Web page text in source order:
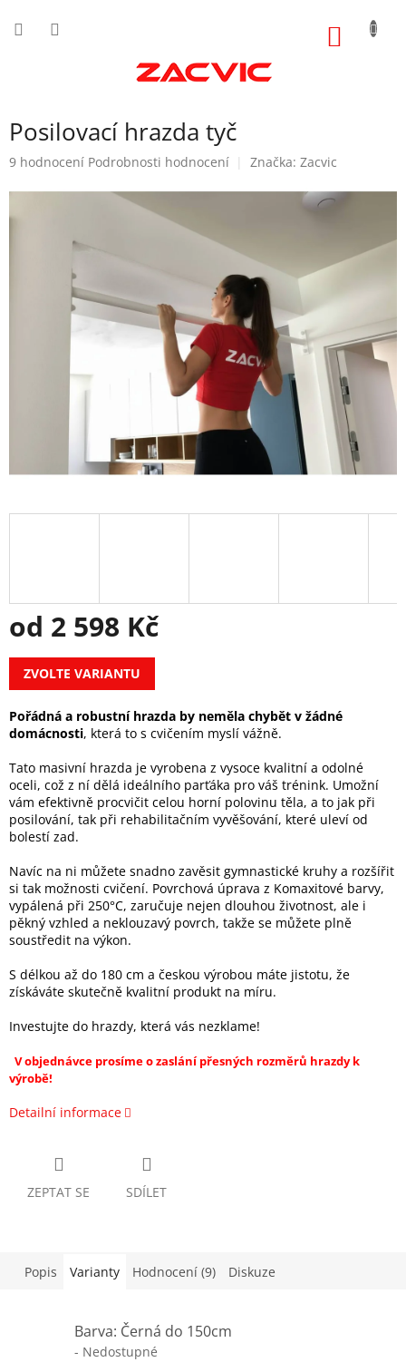
Posilovací hrazda tyč
Průměrné
produktu
je
9 hodnocení Podrobnosti hodnocení Značka: Zacvic
od 2 598 Kč
Měrná
cena:
ZVOLTE VARIANTU
Pořádná a robustní hrazda by neměla chybět v žádné
domácnosti, která to s cvičením myslí vážně.
Tato masivní hrazda je vyrobena z vysoce kvalitní a odolné
oceli, což z ní dělá ideálního parťáka pro váš trénink. Umožní
vám efektivně procvičit celou horní polovinu těla, a to jak při
posilování, tak při rehabilitačním vyvěšování, které uleví od
bolestí zad.
Navíc na ni můžete snadno zavěsit gymnastické kruhy a rozšířit
si tak možnosti cvičení. Povrchová úprava z Komaxitové barvy,
vypálená při 250°C, zaručuje nejen dlouhou životnost, ale i
pěkný vzhled a neklouzavý povrch, takže se můžete plně
soustředit na výkon.
S délkou až do 180 cm a českou výrobou máte jistotu, že
získáváte skutečně kvalitní produkt na míru.
Investujte do hrazdy, která vás nezklame!
V objednávce prosíme o zaslání přesných rozměrů hrazdy k
výrobě!
Detailní informace
ZEPTAT SE SDÍLET
Popis Varianty Hodnocení (9) Diskuze
Barva: Černá do 150cm
- Nedostupné